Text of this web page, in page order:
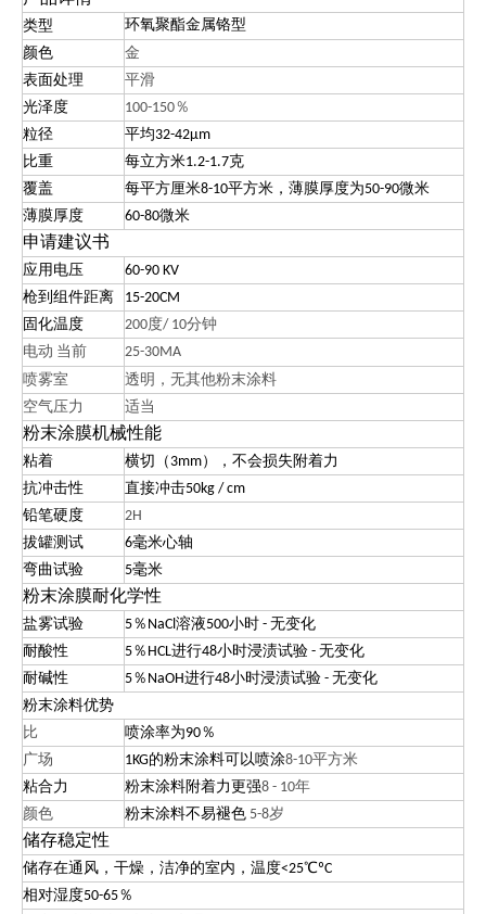
类型
环氧聚酯金属铬型
颜色
金
表面处理
平滑
光泽度
100-150％
粒径
平均32-42μm
比重
每立方米1.2-1.7克
覆盖
每平方厘米8-10平方米，薄膜厚度为50-90微米
薄膜厚度
60-80微米
申请建议书
应用电压
60-90 KV
枪到组件距离
15-20CM
固化温度
200度/ 10分钟
电动 当前
25-30MA
喷雾室
透明，无其他粉末涂料
空气压力
适当
粉末涂膜机械性能
粘着
横切（3mm），不会损失附着力
抗冲击性
直接冲击50kg / cm
铅笔硬度
2H
拔罐测试
6毫米心轴
弯曲试验
5毫米
粉末涂膜耐化学性
盐雾试验
5％NaCl溶液500小时 - 无变化
耐酸性
5％HCL进行48小时浸渍试验 - 无变化
耐碱性
5％NaOH进行48小时浸渍试验 - 无变化
粉末涂料优势
比
喷涂率为90％
广场
1KG的粉末涂料可以喷涂8-10平方米
粘合力
粉末涂料附着力更强8 - 10年
颜色
粉末涂料不易褪色 5-8岁
储存稳定性
储存在通风，干燥，洁净的室内，温度<25℃ºC
相对湿度50-65％